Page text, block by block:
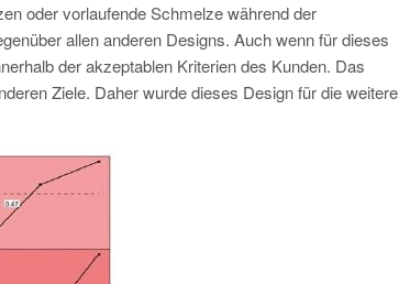
oder vorlaufende Schmelze während der
allen anderen Designs. Auch wenn für dieses
der akzeptablen Kriterien des Kunden. Das
Ziele. Daher wurde dieses Design für die weitere